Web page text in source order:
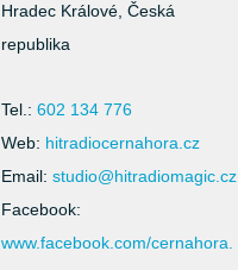
Hradec Králové, Česká
republika
Tel.: 602 134 776
Web: hitradiocernahora.cz
Email: studio@hitradiomagic.cz
Facebook:
www.facebook.com/cernahora.